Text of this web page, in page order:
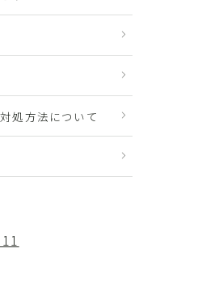
処方法について